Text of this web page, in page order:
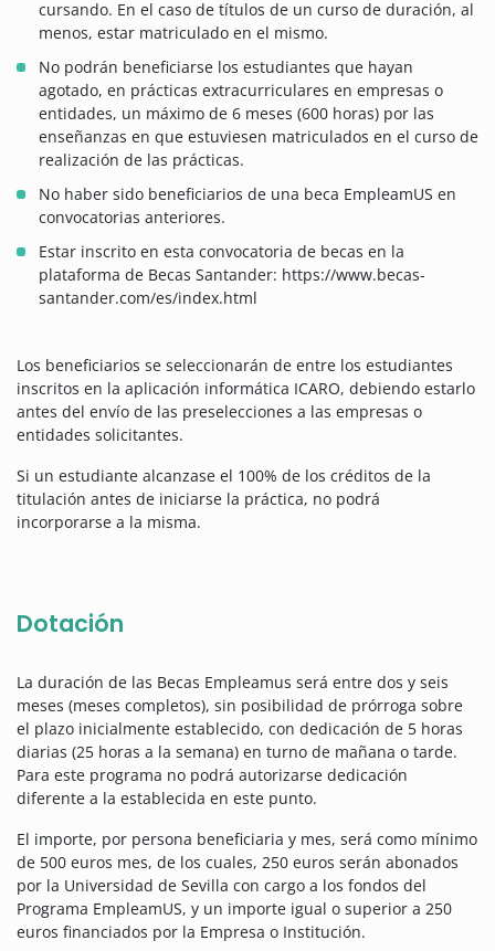
cursando. En el caso de títulos de un curso de duración, al
menos, estar matriculado en el mismo.
No podrán beneficiarse los estudiantes que hayan
agotado, en prácticas extracurriculares en empresas o
entidades, un máximo de 6 meses (600 horas) por las
enseñanzas en que estuviesen matriculados en el curso de
realización de las prácticas.
No haber sido beneficiarios de una beca EmpleamUS en
convocatorias anteriores.
Estar inscrito en esta convocatoria de becas en la
plataforma de Becas Santander: https://www.becas-
santander.com/es/index.html
Los beneficiarios se seleccionarán de entre los estudiantes
inscritos en la aplicación informática ICARO, debiendo estarlo
antes del envío de las preselecciones a las empresas o
entidades solicitantes.
Si un estudiante alcanzase el 100% de los créditos de la
titulación antes de iniciarse la práctica, no podrá
incorporarse a la misma.
Dotación
La duración de las Becas Empleamus será entre dos y seis
meses (meses completos), sin posibilidad de prórroga sobre
el plazo inicialmente establecido, con dedicación de 5 horas
diarias (25 horas a la semana) en turno de mañana o tarde.
Para este programa no podrá autorizarse dedicación
diferente a la establecida en este punto.
El importe, por persona beneficiaria y mes, será como mínimo
de 500 euros mes, de los cuales, 250 euros serán abonados
por la Universidad de Sevilla con cargo a los fondos del
Programa EmpleamUS, y un importe igual o superior a 250
euros financiados por la Empresa o Institución.